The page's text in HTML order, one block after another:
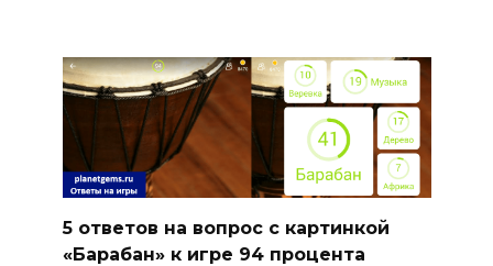
5 ответов на вопрос с картинкой
«Барабан» к игре 94 процента